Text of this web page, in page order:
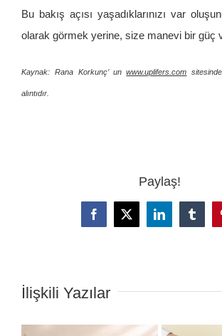
Bu bakış açısı yaşadıklarınızı var
olarak görmek yerine, size manevi bir güç
Kaynak: Rana Korkunç’ unwww.uplifers.com
alıntıdır.
Paylaş!
Facebook
X LinkedIn
İlişkili Yazılar